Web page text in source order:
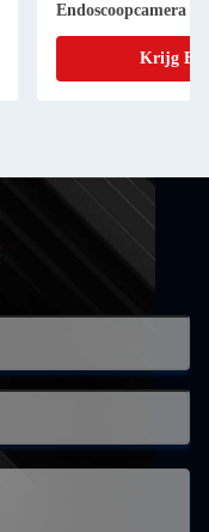
Endoscoopcamera
Krijg